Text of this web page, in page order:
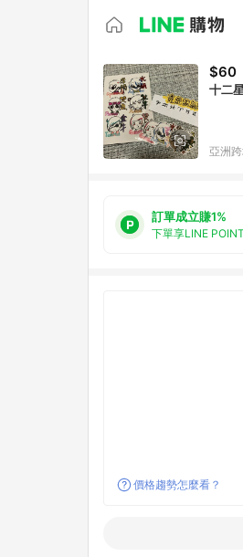
$60
十二
亞洲
訂單成立賺1%
下單享LINE
價格趨勢怎麼看？